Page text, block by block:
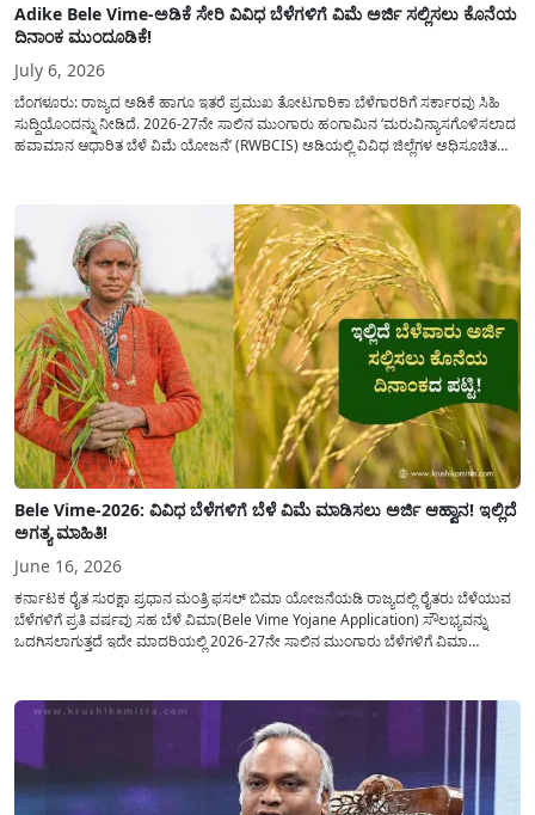
Adike Bele Vime-ಅಡಿಕೆ ಸೇರಿ ವಿವಿಧ ಬೆಳೆಗಳಿಗೆ ವಿಮೆ ಅರ್ಜಿ ಸಲ್ಲಿಸಲು ಕೊನೆಯ
ದಿನಾಂಕ ಮುಂದೂಡಿಕೆ!
July 6, 2026
ಬೆಂಗಳೂರು: ರಾಜ್ಯದ ಅಡಿಕೆ ಹಾಗೂ ಇತರೆ ಪ್ರಮುಖ ತೋಟಗಾರಿಕಾ ಬೆಳೆಗಾರರಿಗೆ ಸರ್ಕಾರವು ಸಿಹಿ
ಸುದ್ದಿಯೊಂದನ್ನು ನೀಡಿದೆ. 2026-27ನೇ ಸಾಲಿನ ಮುಂಗಾರು ಹಂಗಾಮಿನ ‘ಮರುವಿನ್ಯಾಸಗೊಳಿಸಲಾದ
ಹವಾಮಾನ ಆಧಾರಿತ ಬೆಳೆ ವಿಮೆ ಯೋಜನೆ’ (RWBCIS) ಅಡಿಯಲ್ಲಿ ವಿವಿಧ ಜಿಲ್ಲೆಗಳ ಅಧಿಸೂಚಿತ
Bele Vime-2026: ವಿವಿಧ ಬೆಳೆಗಳಿಗೆ ಬೆಳೆ ವಿಮೆ ಮಾಡಿಸಲು ಅರ್ಜಿ ಆಹ್ವಾನ! ಇಲ್ಲಿದೆ
ಅಗತ್ಯ ಮಾಹಿತಿ!
June 16, 2026
ಕರ್ನಾಟಕ ರೈತ ಸುರಕ್ಷಾ ಪ್ರಧಾನ ಮಂತ್ರಿ ಫಸಲ್ ಬಿಮಾ ಯೋಜನೆಯಡಿ ರಾಜ್ಯದಲ್ಲಿ ರೈತರು ಬೆಳೆಯುವ
ಬೆಳೆಗಳಿಗೆ ಪ್ರತಿ ವರ್ಷವು ಸಹ ಬೆಳೆ ವಿಮಾ(Bele Vime Yojane Application) ಸೌಲಭ್ಯವನ್ನು
ಒದಗಿಸಲಾಗುತ್ತದೆ ಇದೇ ಮಾದರಿಯಲ್ಲಿ 2026-27ನೇ ಸಾಲಿನ ಮುಂಗಾರು ಬೆಳೆಗಳಿಗೆ ವಿಮಾ